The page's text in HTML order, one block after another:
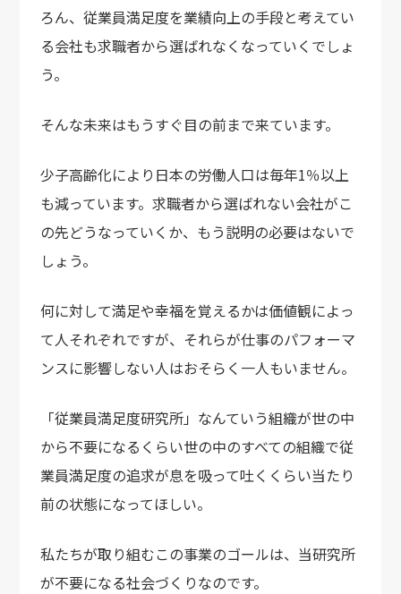
ろん、 従業員満足度を業績向上の手段と考えてい
る会社も求職者から選ばれなくなっていくでしょ
う。
そんな未来はもうすぐ目の前まで来ています。
少子高齢化により日本の労働人口は毎年1％以上
も減っています。 求職者から選ばれない会社がこ
の先どうなっていくか、 もう説明の必要はないで
しょう。
何に対して満足や幸福を覚えるかは価値観によっ
て人それぞれですが、 それらが仕事のパフォーマ
ンスに影響しない人はおそらく一人もいません。
「従業員満足度研究所」なんていう組織が世の中
から不要になるくらい世の中のすべての組織で従
業員満足度の追求が息を吸って吐くくらい当たり
前の状態になってほしい。
私たちが取り組むこの事業のゴールは、当研究所
が不要になる社会づくりなのです。